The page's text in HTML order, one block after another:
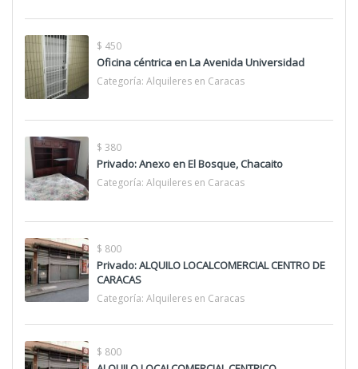
$ 450
Oficina céntrica en La Avenida Universidad
Categoría: Alquileres en Caracas
$ 380
Privado: Anexo en El Bosque, Chacaito
Categoría: Alquileres en Caracas
$ 800
Privado: ALQUILO LOCALCOMERCIAL CENTRO DE
CARACAS
Categoría: Alquileres en Caracas
$ 800